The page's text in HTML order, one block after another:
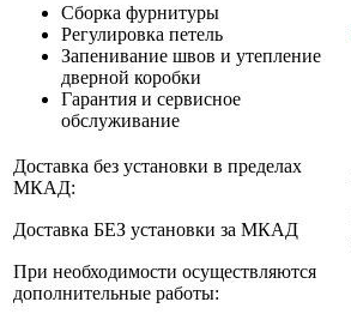
Cборка фурнитуры
Регулировка петель
Запенивание швов и утепление
дверной коробки
Гарантия и сервисное
обслуживание
Доставка без установки в пределах
МКАД:
Доставка БЕЗ установки за МКАД
При необходимости осуществляются
дополнительные работы: